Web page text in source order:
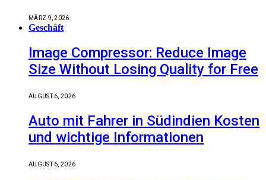
MÄRZ 9, 2026
Geschäft
Image Compressor: Reduce Image
Size Without Losing Quality for Free
AUGUST 6, 2026
Auto mit Fahrer in Südindien Kosten
und wichtige Informationen
AUGUST 6, 2026